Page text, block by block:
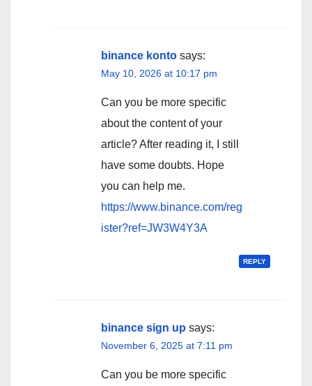
binance konto says:
May 10, 2026 at 10:17 pm
Can you be more specific
about the content of your
article? After reading it, I still
have some doubts. Hope
you can help me.
https://www.binance.com/reg
ister?ref=JW3W4Y3A
REPLY
binance sign up says:
November 6, 2025 at 7:11 pm
Can you be more specific